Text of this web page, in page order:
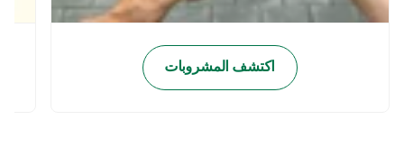
اكتشف المشروبات